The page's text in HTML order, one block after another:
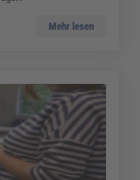
Mehr lesen